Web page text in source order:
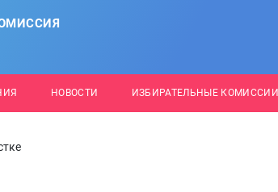
НОВОСТИ ИЗБИРАТЕЛЬНЫЕ КОМИССИИ